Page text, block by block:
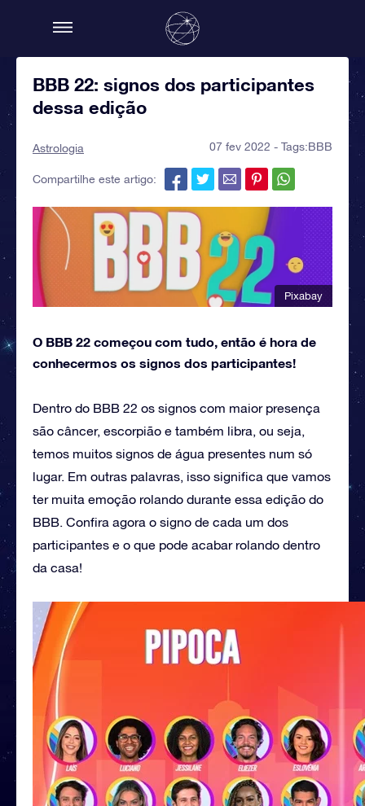
BBB 22: signos dos participantes
dessa edição
Astrologia 07 fev 2022 - Tags:BBB
Compartilhe este artigo:
Pixabay
O BBB 22 começou com tudo, então é hora de
conhecermos os signos dos participantes!
Dentro do BBB 22 os signos com maior presença
são câncer, escorpião e também libra, ou seja,
temos muitos signos de água presentes num só
lugar. Em outras palavras, isso significa que vamos
ter muita emoção rolando durante essa edição do
BBB. Confira agora o signo de cada um dos
participantes e o que pode acabar rolando dentro
da casa!